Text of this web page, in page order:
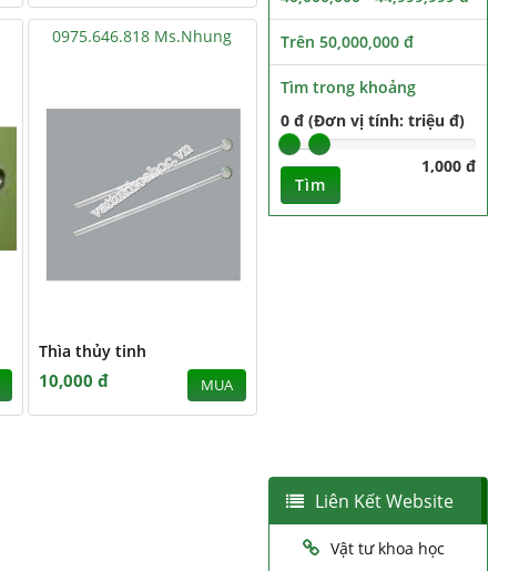
0975.646.818 Ms.Nhung
Thìa thủy tinh
10,000 đ MUA
Trên 50,000,000 đ
Tìm trong khoảng
0 đ (Đơn vị tính: triệu đ)
1,000 đ
Tìm
Liên Kết Website
Vật tư khoa học